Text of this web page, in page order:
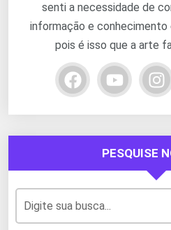
senti a necessidade de
informação e
pois é isso que a arte
PESQUISE